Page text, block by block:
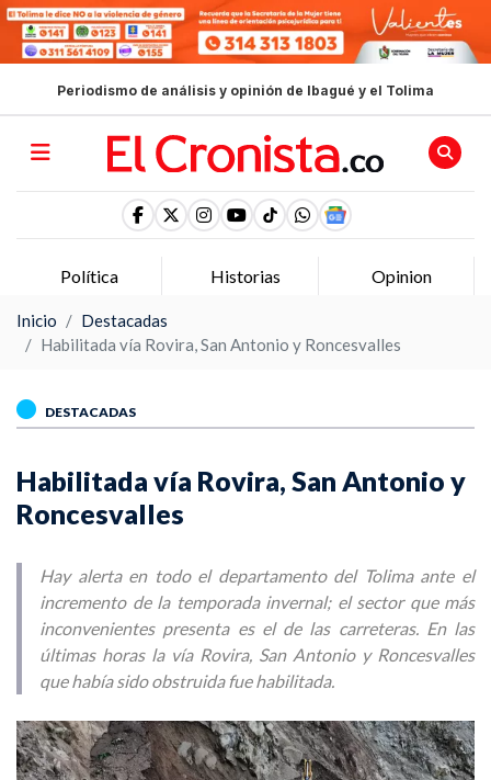
Periodismo de análisis y opinión de Ibagué y el Tolima
Política Historias Opinion
Inicio
Destacadas
Habilitada vía Rovira, San Antonio y Roncesvalles
DESTACADAS
Habilitada vía Rovira, San Antonio y
Roncesvalles
Hay alerta en todo el departamento del Tolima ante el
incremento de la temporada invernal; el sector que más
inconvenientes presenta es el de las carreteras. En las
últimas horas la vía Rovira, San Antonio y Roncesvalles
que había sido obstruida fue habilitada.